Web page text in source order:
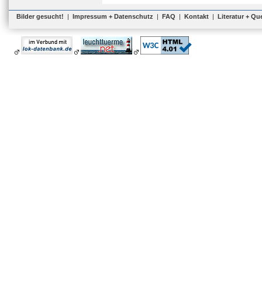
Bilder gesucht! | Impressum + Datenschutz | FAQ | Kontakt | Literatur +